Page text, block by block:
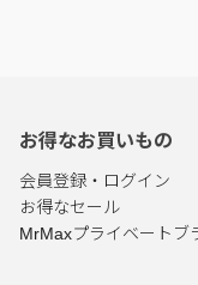
お得なお買いもの
会員登録・ログイン
お得なセール
MrMaxプライベートブ